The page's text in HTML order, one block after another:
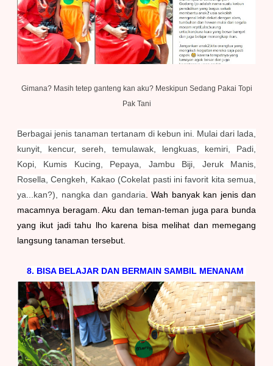
Gimana? Masih tetep ganteng kan aku? Meskipun Sedang Pakai Topi
Pak Tani
Berbagai jenis tanaman tertanam di kebun ini. Mulai dari lada,
kunyit, kencur, sereh, temulawak, lengkuas, kemiri, Padi,
Kopi, Kumis Kucing, Pepaya, Jambu Biji, Jeruk Manis,
Rosella, Cengkeh, Kakao (Cokelat pasti ini favorit kita semua,
ya...kan?), nangka dan gandaria . Wah banyak kan jenis dan
macamnya beragam. Aku dan teman-teman juga para bunda
yang ikut jadi tahu lho karena bisa melihat dan memegang
langsung tanaman tersebut.
8. BISA BELAJAR DAN BERMAIN SAMBIL MENANAM